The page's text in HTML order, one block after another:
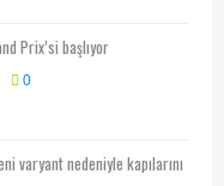
Prix’si başlıyor
0
varyant nedeniyle kapılarını